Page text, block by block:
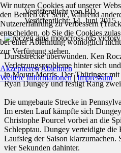
Veröffentlicht vonBD
Veröffentlicht: 14. Juni 2015
Durststrecke überwunden. Ken
Verletzungsprobleme hinter sich
in Mount Morris. Der Thüringer
Ryan Dungey und festigt Rang
Die umgebaute Strecke in
Im ersten Lauf kämpfte sich
Christophe Pourcel vorbei an die
Schlepptau. Dungey verteidigte die
Laufsieg der Saison
vier Sekunden dahinter.
Wir nutzen Cookies auf unserer
den Betrieb der Seite, während
Nutzererfahrung zu verbessern
entscheiden, ob Sie die Cookies
bei einer Ablehnung womöglich
zur Verfügung stehen.
AkzeptierenAblehnen
Weitere Informationen|Impressum